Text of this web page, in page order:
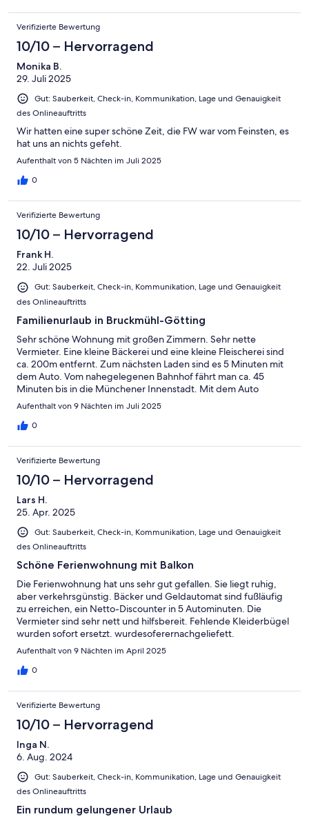
Verifizierte Bewertung
10/10 – Hervorragend
Monika B.
29. Juli 2025
Gut: Sauberkeit, Check-in, Kommunikation, Lage und Genauigkeit
des Onlineauftritts
Wir hatten eine super schöne Zeit, die FW war vom Feinsten, es
hat uns an nichts gefeht.
Aufenthalt von 5 Nächten im Juli 2025
0
Verifizierte Bewertung
10/10 – Hervorragend
Frank H.
22. Juli 2025
Gut: Sauberkeit, Check-in, Kommunikation, Lage und Genauigkeit
des Onlineauftritts
Familienurlaub in Bruckmühl-Götting
Sehr schöne Wohnung mit großen Zimmern. Sehr nette
Vermieter. Eine kleine Bäckerei und eine kleine Fleischerei sind
ca. 200m entfernt. Zum nächsten Laden sind es 5 Minuten mit
dem Auto. Vom nahegelegenen Bahnhof fährt man ca. 45
Minuten bis in die Münchener Innenstadt. Mit dem Auto
erreicht man in ca. 30 Minuten den Chiemsee, Tegernsee... und
Aufenthalt von 9 Nächten im Juli 2025
0
Verifizierte Bewertung
10/10 – Hervorragend
Lars H.
25. Apr. 2025
Gut: Sauberkeit, Check-in, Kommunikation, Lage und Genauigkeit
des Onlineauftritts
Schöne Ferienwohnung mit Balkon
Die Ferienwohnung hat uns sehr gut gefallen. Sie liegt ruhig,
aber verkehrsgünstig. Bäcker und Geldautomat sind fußläufig
zu erreichen, ein Netto-Discounter in 5 Autominuten. Die
Vermieter sind sehr nett und hilfsbereit. Fehlende Kleiderbügel
wurden sofort ersetzt. wurdesoferernachgeliefett.
Aufenthalt von 9 Nächten im April 2025
0
Verifizierte Bewertung
10/10 – Hervorragend
Inga N.
6. Aug. 2024
Gut: Sauberkeit, Check-in, Kommunikation, Lage und Genauigkeit
des Onlineauftritts
Ein rundum gelungener Urlaub